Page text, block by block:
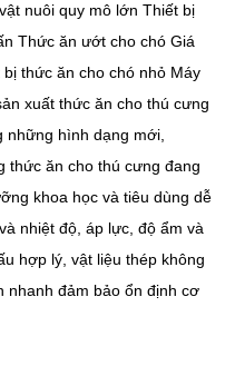
nuôi quy mô lớn Thiết bị
Thức ăn ướt cho chó Giá
thức ăn cho chó nhỏ Máy
xuất thức ăn cho thú cưng
những hình dạng mới,
thức ăn cho thú cưng đang
khoa học và tiêu dùng dễ
nhiệt độ, áp lực, độ ẩm và
hợp lý, vật liệu thép không
nhanh đảm bảo ổn định cơ